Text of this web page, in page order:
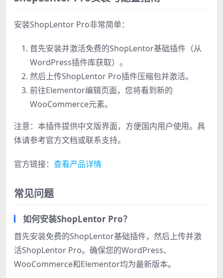
安装ShopLentor Pro非常简单：
首先安装并激活免费的ShopLentor基础插件（从
WordPress插件库获取）。
然后上传ShopLentor Pro插件压缩包并激活。
前往Elementor编辑页面，您将看到新的
WooCommerce元素。
注意：本插件提供中文版界面，方便国内用户使用。具
体请参考官方文档或联系支持。
官方链接： 查看产品详情
常见问题
如何安装ShopLentor Pro？
首先安装免费的ShopLentor基础插件，然后上传并激
活ShopLentor Pro。确保您的WordPress、
WooCommerce和Elementor均为最新版本。